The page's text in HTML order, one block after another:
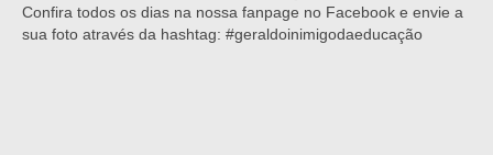
Confira todos os dias na nossa fanpage no Facebook e envie a
sua foto através da hashtag: #geraldoinimigodaeducação